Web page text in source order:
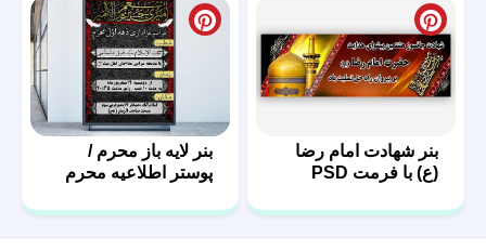
بنر شهادت امام رضا
(ع) با فرمت PSD
بنر لایه باز محرم /
پوستر اطلاعیه محرم